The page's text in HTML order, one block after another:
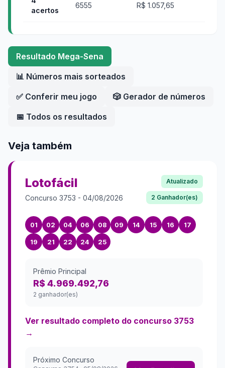
acertos
6555 R$ 1.057,65
Resultado Mega-Sena
📊 Números mais sorteados
✅ Conferir meu jogo
🎲 Gerador de números
📅 Todos os resultados
Veja também
Lotofácil
Concurso 3753 - 04/08/2026
Atualizado
2 Ganhador(es)
01 02 04 06 08 09 14 15 16 17
19 21 22 24 25
Prêmio Principal
R$ 4.969.492,76
2 ganhador(es)
Ver resultado completo do concurso 3753
→
Próximo Concurso